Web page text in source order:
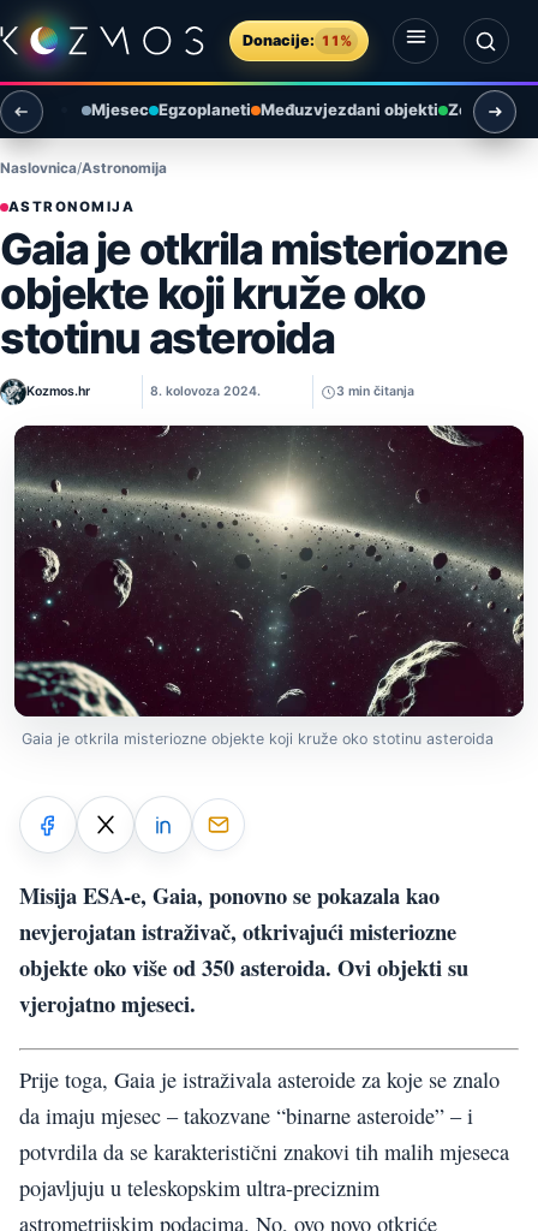
Preskoči na sadržaj
Donacije: 11%
Otvori izbornik
Otvori pretragu
Mjesec Egzoplaneti Međuzvjezdani objekti Zemlja i
Naslovnica Astronomija
ASTRONOMIJA
Gaia je otkrila misteriozne
objekte koji kruže oko
stotinu asteroida
Kozmos.hr 8. kolovoza 2024. 3 min čitanja
Gaia je otkrila misteriozne objekte koji kruže oko stotinu asteroida
Misija ESA-e, Gaia, ponovno se pokazala kao
nevjerojatan istraživač, otkrivajući misteriozne
objekte oko više od 350 asteroida. Ovi objekti su
vjerojatno mjeseci.
Prije toga, Gaia je istraživala asteroide za koje se znalo
da imaju mjesec – takozvane “binarne asteroide” – i
potvrdila da se karakteristični znakovi tih malih mjeseca
pojavljuju u teleskopskim ultra-preciznim
astrometrijskim podacima. No, ovo novo otkriće